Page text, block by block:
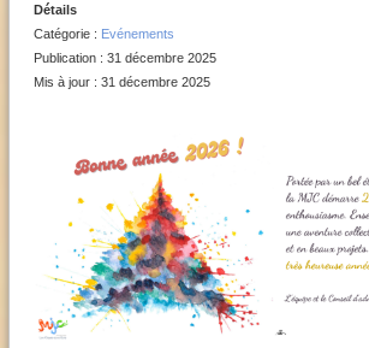
Détails
Catégorie : Evénements
Publication : 31 décembre 2025
Mis à jour : 31 décembre 2025